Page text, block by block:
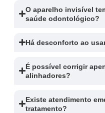
O aparelho invisível
saúde odontológico?
Há desconforto ao
É possível corrigir
alinhadores?
Existe atendimento
tratamento?